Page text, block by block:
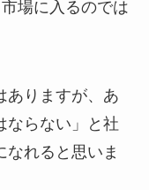
場に入るのでは
ありますが、あ
ならない」と社
れると思いま